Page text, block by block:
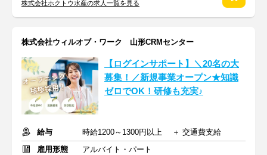
株式会社ホクトウ水産の求人一覧を見る
株式会社ウィルオブ・ワーク 山形CRMセンター
【ログインサポート】＼20名の大
募集！／新規事業オープン★知識
ゼロでOK！研修も充実♪
給与
時給1200～1300円以上 ＋ 交通費支給
雇用形態
アルバイト・パート